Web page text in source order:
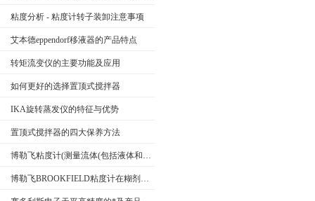
粘度分析 - 粘度计转子装卸注意事项
艾本德eppendorf移液器的产品特点
转矩流变仪的主要功能及应用
如何更好的选择置顶式搅拌器
IKA旋转蒸发仪的特征与优势
置顶式搅拌器的四大保养方法
博勒飞粘度计(测量流体(包括液体和气体)粘度)
博勒飞BROOKFIELD粘度计在糊剂的应用